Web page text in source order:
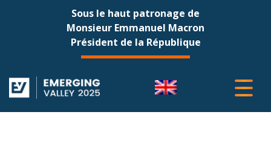
Sous le haut patronage de
Monsieur Emmanuel Macron
Président de la République